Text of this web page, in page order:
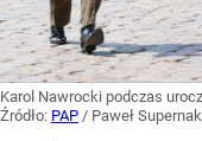
Karol Nawrocki podczas
Źródło: PAP / Paweł Supernak